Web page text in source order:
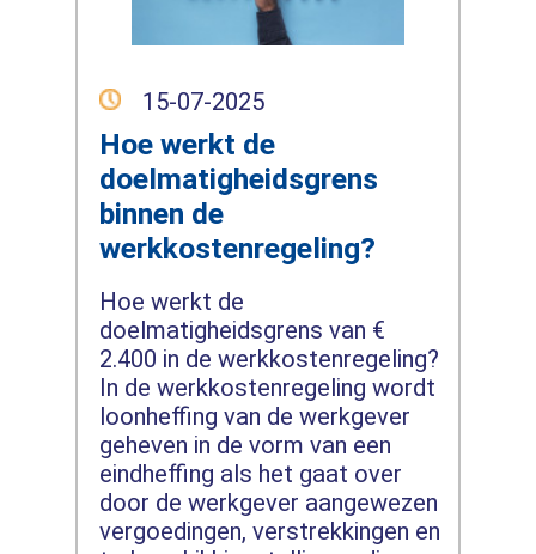
15-07-2025
Hoe werkt de
doelmatigheidsgrens
binnen de
werkkostenregeling?
Hoe werkt de
doelmatigheidsgrens van €
2.400 in de werkkostenregeling?
In de werkkostenregeling wordt
loonheffing van de werkgever
geheven in de vorm van een
eindheffing als het gaat over
door de werkgever aangewezen
vergoedingen, verstrekkingen en